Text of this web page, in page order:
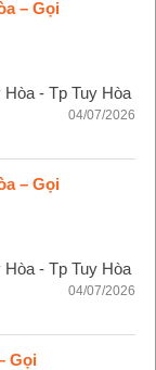
– Gọi
- Tp Tuy Hòa
04/07/2026
– Gọi
- Tp Tuy Hòa
04/07/2026
Gọi